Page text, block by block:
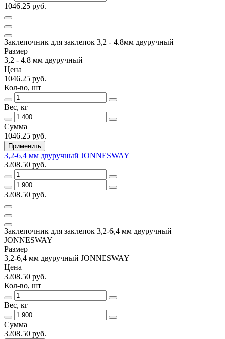
1046.25 руб.
Заклепочник для заклепок 3,2 - 4.8мм двуручный
Размер
3,2 - 4.8 мм двуручный
Цена
1046.25 руб.
Кол-во, шт
Вес, кг
Сумма
1046.25 руб.
Применить
3,2-6,4 мм двуручный JONNESWAY
3208.50 руб.
3208.50 руб.
Заклепочник для заклепок 3,2-6,4 мм двуручный
JONNESWAY
Размер
3,2-6,4 мм двуручный JONNESWAY
Цена
3208.50 руб.
Кол-во, шт
Вес, кг
Сумма
3208.50 руб.